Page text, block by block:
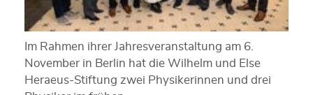
Im Rahmen ihrer Jahresveranstaltung am 6.
November in Berlin hat die Wilhelm und Else
Heraeus-Stiftung zwei Physikerinnen und drei